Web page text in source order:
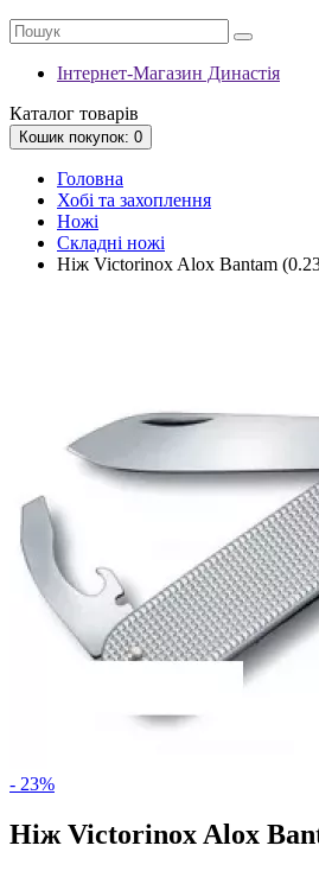
Інтернет-Магазин Династія
Каталог товарів
Кошик покупок: 0
Головна
Хобі та захоплення
Ножі
Складні ножі
Ніж Victorinox Alox Bantam
- 23%
Ніж Victorinox Alox